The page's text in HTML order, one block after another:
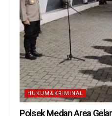
HUKUM&KRIMINAL
Polsek Medan Area